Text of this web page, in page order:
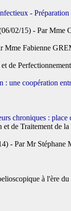
-
02/15) - Par
Mme Fabienne
de
: une coopération
chroniques :
de Traitement de
- Par Mr
à l'ère